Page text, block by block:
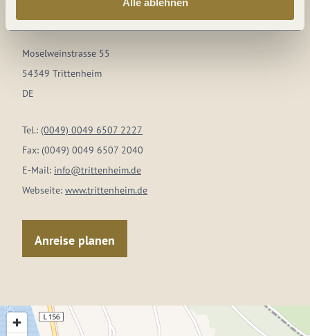
Auf der Karte
Moselweinstrasse 55
54349 Trittenheim
DE
Tel.: (0049) 0049 6507 2227
Fax: (0049) 0049 6507 2040
E-Mail: info@trittenheim.de
Webseite: www.trittenheim.de
Anreise planen